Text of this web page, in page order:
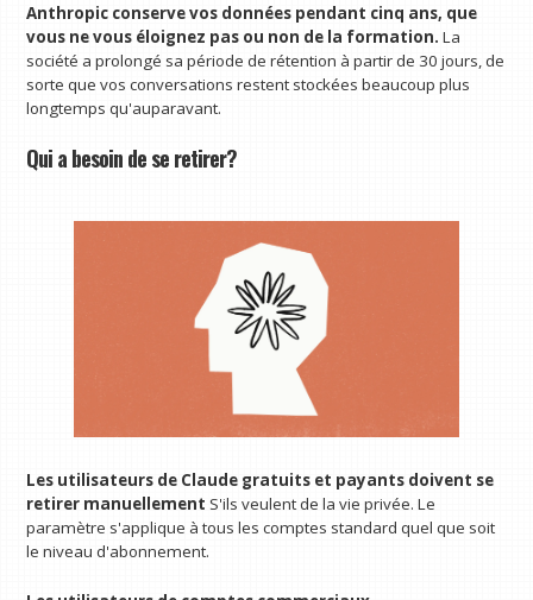
Anthropic conserve vos données pendant cinq ans, que
vous ne vous éloignez pas ou non de la formation. La
société a prolongé sa période de rétention à partir de 30 jours, de
sorte que vos conversations restent stockées beaucoup plus
longtemps qu'auparavant.
Qui a besoin de se retirer?
Les utilisateurs de Claude gratuits et payants doivent se
retirer manuellement S'ils veulent de la vie privée. Le
paramètre s'applique à tous les comptes standard quel que soit
le niveau d'abonnement.